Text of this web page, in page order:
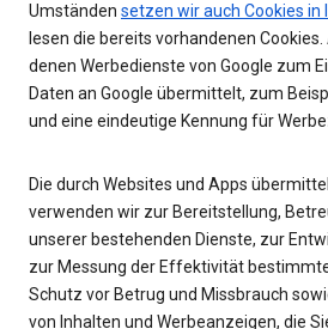
Umständen setzen wir auch Cookies in
lesen die bereits vorhandenen
denen Werbedienste von Google zum
Daten an Google übermittelt, zum
und eine eindeutige Kennung für
Die durch Websites und Apps
verwenden wir zur Bereitstellung,
unserer bestehenden Dienste, zur
zur Messung der Effektivität
Schutz vor Betrug und Missbrauch
von Inhalten und Werbeanzeigen, die